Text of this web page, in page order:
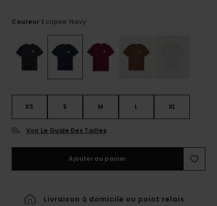
Couleur Eclipse Navy
XS S M L XL
Voir Le Guide Des Tailles
Ajouter au panier
Livraison à domicile ou point relais